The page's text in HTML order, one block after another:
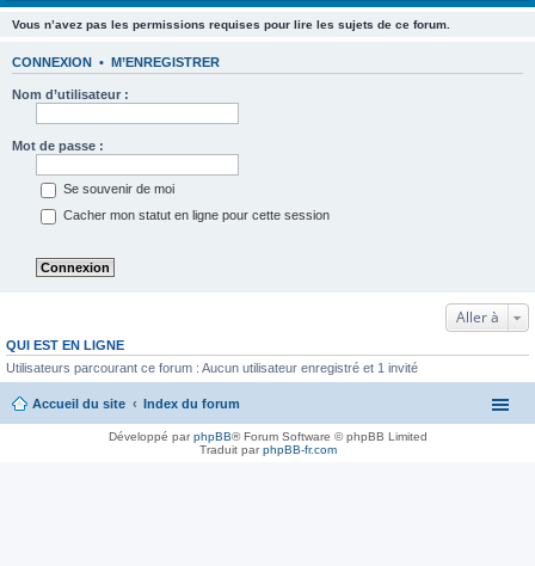
Vous n’avez pas les permissions requises pour lire les sujets de ce forum.
CONNEXION • M’ENREGISTRER
Nom d’utilisateur :
Mot de passe :
Se souvenir de moi
Cacher mon statut en ligne pour cette session
Aller à
QUI EST EN LIGNE
Utilisateurs parcourant ce forum : Aucun utilisateur enregistré et 1 invité
Accueil du site Index du forum
Développé parphpBB® Forum Software © phpBB Limited
Traduit parphpBB-fr.com